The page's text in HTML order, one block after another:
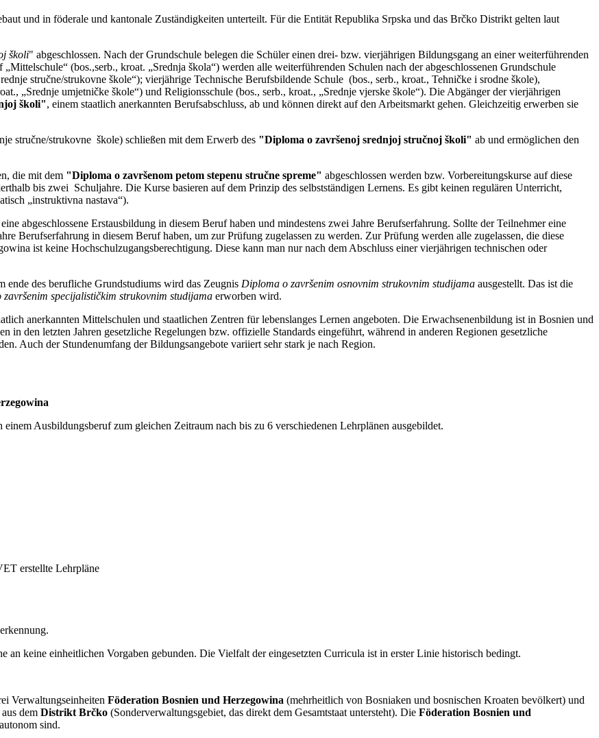
und in föderale und kantonale Zuständigkeiten unterteilt. Für die Entität Republika Srpska und das Brčko Distrikt gelten laut
školi" abgeschlossen. Nach der Grundschule belegen die Schüler einen drei- bzw. vierjährigen Bildungsgang an einer weiterführenden
„Mittelschule“ (bos.,serb., kroat. „Srednja škola“) werden alle weiterführenden Schulen nach der abgeschlossenen Grundschule
stručne/strukovne škole“); vierjährige Technische Berufsbildende Schule (bos., serb., kroat., Tehničke i srodne škole),
„Srednje umjetničke škole“) und Religionsschule (bos., serb., kroat., „Srednje vjerske škole“). Die Abgänger der vierjährigen
školi", einem staatlich anerkannten Berufsabschluss, ab und können direkt auf den Arbeitsmarkt gehen. Gleichzeitig erwerben sie
stručne/strukovne škole) schließen mit dem Erwerb des "Diploma o završenoj srednjoj stručnoj školi" ab und ermöglichen den
die mit dem "Diploma o završenom petom stepenu stručne spreme" abgeschlossen werden bzw. Vorbereitungskurse auf diese
bis zwei Schuljahre. Die Kurse basieren auf dem Prinzip des selbstständigen Lernens. Es gibt keinen regulären Unterricht,
„instruktivna nastava“).
abgeschlossene Erstausbildung in diesem Beruf haben und mindestens zwei Jahre Berufserfahrung. Sollte der Teilnehmer eine
Berufserfahrung in diesem Beruf haben, um zur Prüfung zugelassen zu werden. Zur Prüfung werden alle zugelassen, die diese
ist keine Hochschulzugangsberechtigung. Diese kann man nur nach dem Abschluss einer vierjährigen technischen oder
ende des berufliche Grundstudiums wird das Zeugnis Diploma o završenim osnovnim strukovnim studijama ausgestellt. Das ist die
završenim specijalističkim strukovnim studijama erworben wird.
anerkannten Mittelschulen und staatlichen Zentren für lebenslanges Lernen angeboten. Die Erwachsenenbildung ist in Bosnien und
in den letzten Jahren gesetzliche Regelungen bzw. offizielle Standards eingeführt, während in anderen Regionen gesetzliche
Auch der Stundenumfang der Bildungsangebote variiert sehr stark je nach Region.
Ausbildungsberuf zum gleichen Zeitraum nach bis zu 6 verschiedenen Lehrplänen ausgebildet.
erstellte Lehrpläne
keine einheitlichen Vorgaben gebunden. Die Vielfalt der eingesetzten Curricula ist in erster Linie historisch bedingt.
Verwaltungseinheiten Föderation Bosnien und Herzegowina (mehrheitlich von Bosniaken und bosnischen Kroaten bevölkert) und
dem Distrikt Brčko (Sonderverwaltungsgebiet, das direkt dem Gesamtstaat untersteht). Die Föderation Bosnien und
sind.